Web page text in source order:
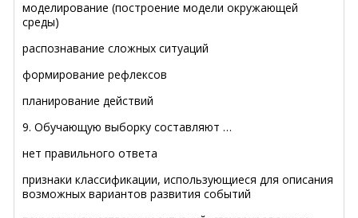
моделирование (построение модели окружающей
среды)
распознавание сложных ситуаций
формирование рефлексов
планирование действий
9. Обучающую выборку составляют …
нет правильного ответа
признаки классификации, использующиеся для описания
возможных вариантов развития событий